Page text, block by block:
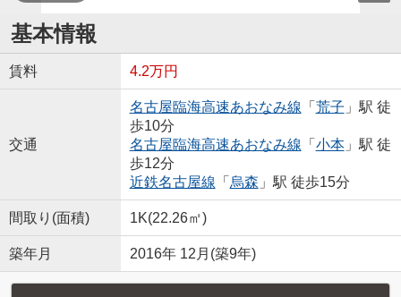
基本情報
賃料 4.2万円
交通
名古屋臨海高速あおなみ線 「 荒子 」駅 徒
歩10分
名古屋臨海高速あおなみ線 「 小本」駅 徒
歩12分
近鉄名古屋線 「 烏森 」駅 徒歩15分
間取り(面積) 1K(22.26㎡)
築年月 2016年 12月(築9年)